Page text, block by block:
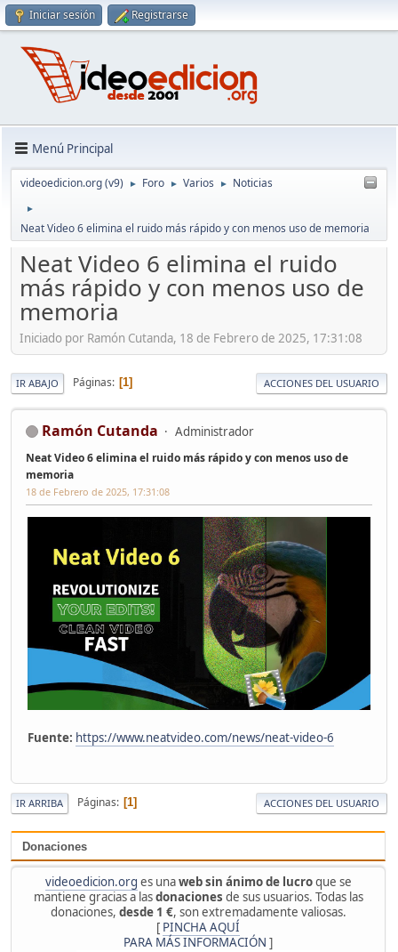
Iniciar sesión Registrarse
Menú Principal
videoedicion.org (v9) ► Foro ► Varios ► Noticias
►
Neat Video 6 elimina el ruido más rápido y con menos uso de memoria
Donaciones
videoedicion.org es unaweb sin ánimo de lucroque se
mantiene gracias a lasdonaciones de sus usuarios. Todas las
donaciones, desde 1 €, son extremadamente valiosas.
[ PINCHA AQUÍ
PARA MÁS INFORMACIÓN ]
Neat Video 6 elimina el ruido
más rápido y con menos uso de
memoria
Iniciado por Ramón Cutanda, 18 de Febrero de 2025, 17:31:08
IR ABAJO Páginas 1 ACCIONES DEL USUARIO
Ramón Cutanda Administrador
Neat Video 6 elimina el ruido más rápido y con menos uso de
memoria
18 de Febrero de 2025, 17:31:08
Fuente: https://www.neatvideo.com/news/neat-video-6
IR ARRIBA Páginas 1 ACCIONES DEL USUARIO